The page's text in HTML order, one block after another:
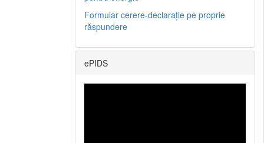
Formular cerere-declarație pe proprie
răspundere
ePIDS